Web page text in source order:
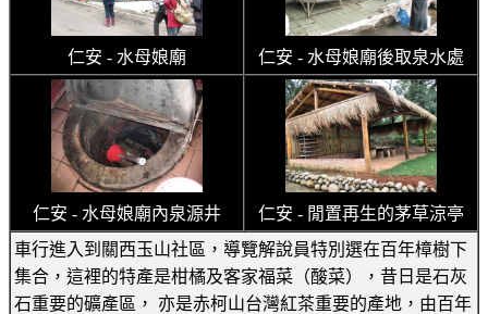
仁安 - 水母娘廟 仁安 - 水母娘廟後取泉水處
仁安 - 水母娘廟內泉源井
仁安 - 閒置再生的茅草涼亭
車行進入到關西玉山社區，導覽解說員特別選在百年樟樹下
集合，這裡的特產是柑橘及客家福菜（酸菜），昔日是石灰
石重要的礦產區， 亦是赤柯山台灣紅茶重要的產地，由百年